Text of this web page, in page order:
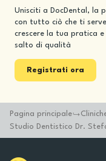
Unisciti a DocDental, la
con tutto ciò che ti
crescere la tua pratica e
salto di qualità
Registrati ora
Pagina principale
Studio Dentistico Dr.